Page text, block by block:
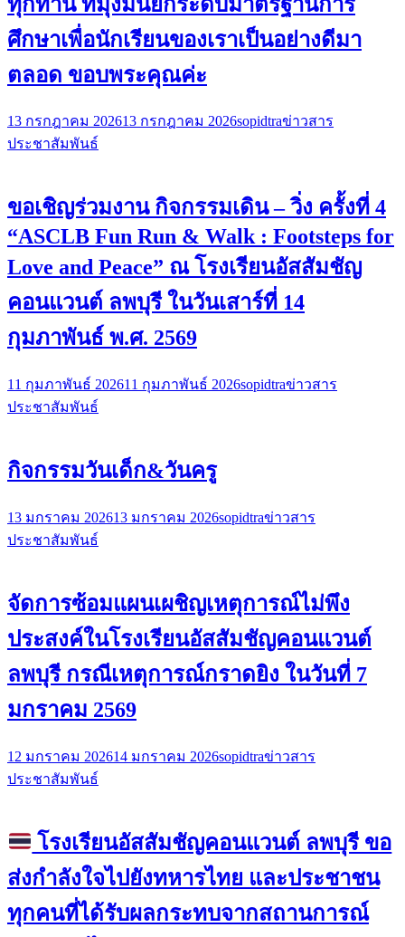
ศึกษาเพื่อนักเรียนของเราเป็นอย่างดีมา
ตลอด ขอบพระคุณค่ะ
13 กรกฎาคม 202613 กรกฎาคม 2026sopidtraข่าวสาร
ประชาสัมพันธ์
ขอเชิญร่วมงาน กิจกรรมเดิน – วิ่ง ครั้งที่ 4
“ASCLB Fun Run & Walk : Footsteps for
Love and Peace” ณ โรงเรียนอัสสัมชัญ
คอนแวนต์ ลพบุรี ในวันเสาร์ที่ 14
กุมภาพันธ์ พ.ศ. 2569
11 กุมภาพันธ์ 202611 กุมภาพันธ์ 2026sopidtraข่าวสาร
ประชาสัมพันธ์
กิจกรรมวันเด็ก&วันครู
13 มกราคม 202613 มกราคม 2026sopidtraข่าวสาร
ประชาสัมพันธ์
จัดการซ้อมแผนเผชิญเหตุการณ์ไม่พึง
ประสงค์ในโรงเรียนอัสสัมชัญคอนแวนต์
ลพบุรี กรณีเหตุการณ์กราดยิง ในวันที่ 7
มกราคม 2569
12 มกราคม 202614 มกราคม 2026sopidtraข่าวสาร
ประชาสัมพันธ์
โรงเรียนอัสสัมชัญคอนแวนต์ ลพบุรี ขอ
ส่งกำลังใจไปยังทหารไทย และประชาชน
ทุกคนที่ได้รับผลกระทบจากสถานการณ์